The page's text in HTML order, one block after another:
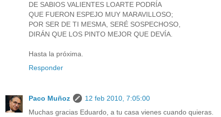
DE SABIOS VALIENTES LOARTE PODRÍA
QUE FUERON ESPEJO MUY MARAVILLOSO;
POR SER DE TI MESMA, SERÉ SOSPECHOSO,
DIRÁN QUE LOS PINTO MEJOR QUE DEVÍA.
Hasta la próxima.
Responder
Paco Muñoz
12 feb 2010, 7:05:00
Muchas gracias Eduardo, a tu casa vienes cuando quieras.